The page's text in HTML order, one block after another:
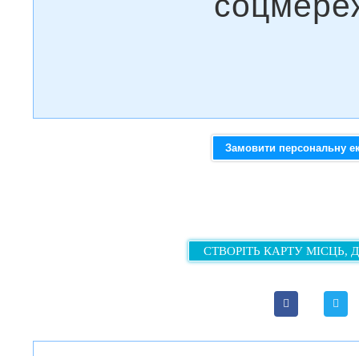
Замовити персональну
СТВОРІТЬ КАРТУ МІСЦЬ,